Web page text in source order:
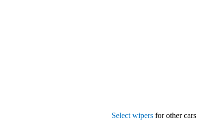
Select wipers for other cars